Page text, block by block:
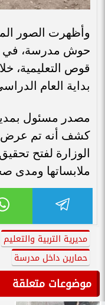
وأظهرت الصور
حوش مدرسة، في
قوص التعليمية،
بداية العام
مصدر مسئول
كشف أنه تم عرض
الوزارة لفتح
ملابساتها ومدى
مديرية التربية والتعليم
حمارين داخل مدرسة
موضوعات متعلقة